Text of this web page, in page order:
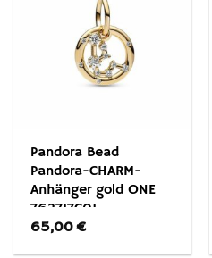
Pandora Bead
Pandora-CHARM-
Anhänger gold ONE
762717C01
65,00€